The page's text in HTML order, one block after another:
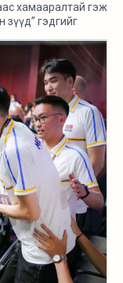
хамааралтай гэж
зүүд” гэдгийг
хүндрэлийг
Н.Учралын